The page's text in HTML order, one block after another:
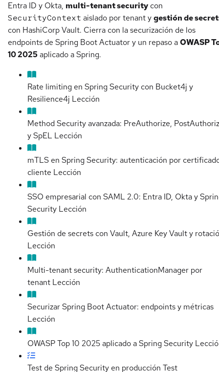
Entra ID y Okta, multi-tenant security con
SecurityContext aislado por tenant ygestión de
con HashiCorp Vault. Cierra con la securización de los
endpoints de Spring Boot Actuator y un repaso aOWASP
10 2025aplicado a Spring.
Rate limiting en Spring Security con Bucket4j y
Resilience4j Lección
Method Security avanzada: PreAuthorize,
y SpEL Lección
mTLS en Spring Security: autenticación por
cliente Lección
SSO empresarial con SAML 2.0: Entra ID, Okta y
Security Lección
Gestión de secrets con Vault, Azure Key Vault y
Lección
Multi-tenant security: AuthenticationManager por
tenant Lección
Securizar Spring Boot Actuator: endpoints y métricas
Lección
OWASP Top 10 2025 aplicado a Spring Security
Test de Spring Security en producción Test